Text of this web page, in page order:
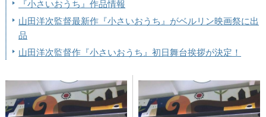
『小さいおうち』作品情報
山田洋次監督最新作『小さいおうち』がベルリン映画祭に出
品
山田洋次監督作『小さいおうち』初日舞台挨拶が決定！